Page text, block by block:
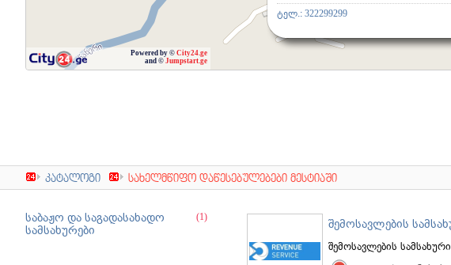
ტელ.: 322299299
Powered by © City24.ge
and © Jumpstart.ge
კატალოგი სახელმწიფო დაწესებულებები მესტიაში
შემოსავლების სამსახური
საბაჟო და საგადასახადო
სამსახურები
(1)